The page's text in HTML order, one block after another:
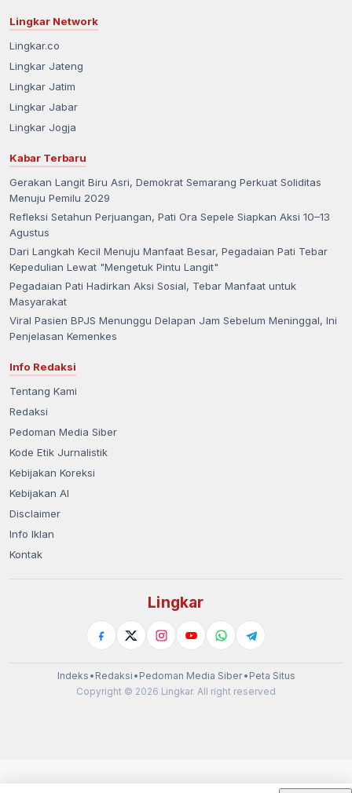
Lingkar Network
Lingkar.co
Lingkar Jateng
Lingkar Jatim
Lingkar Jabar
Lingkar Jogja
Kabar Terbaru
Gerakan Langit Biru Asri, Demokrat Semarang Perkuat Soliditas
Menuju Pemilu 2029
Refleksi Setahun Perjuangan, Pati Ora Sepele Siapkan Aksi 10–13
Agustus
Dari Langkah Kecil Menuju Manfaat Besar, Pegadaian Pati Tebar
Kepedulian Lewat "Mengetuk Pintu Langit"
Pegadaian Pati Hadirkan Aksi Sosial, Tebar Manfaat untuk
Masyarakat
Viral Pasien BPJS Menunggu Delapan Jam Sebelum Meninggal, Ini
Penjelasan Kemenkes
Info Redaksi
Tentang Kami
Redaksi
Pedoman Media Siber
Kode Etik Jurnalistik
Kebijakan Koreksi
Kebijakan AI
Disclaimer
Info Iklan
Kontak
Lingkar
Indeks • Redaksi • Pedoman Media Siber• Peta Situs
Copyright © 2026 Lingkar. All right reserved